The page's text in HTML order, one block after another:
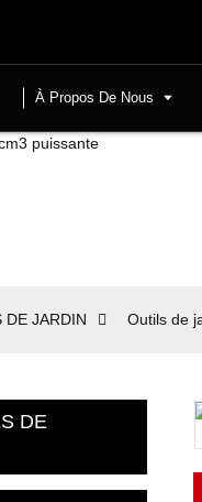
À Propos De Nous
DE JARDIN Outils de
DE